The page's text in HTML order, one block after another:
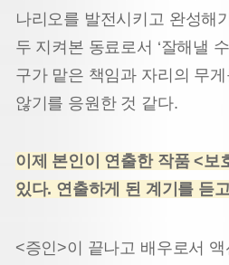
나리오를 발전시키고 완성해
두 지켜본 동료로서 ‘잘해낼
구가 맡은 책임 과 자리의 무
않기를 응원한 것 같다.
이제 본인이 연출한 작품 <보
있다. 연출하게 된 계기를 듣
<증인>이 끝나고 배우로서